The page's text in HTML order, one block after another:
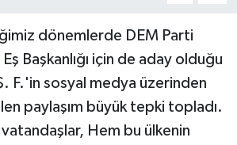
dönemlerde DEM Parti
Başkanlığı için de aday olduğu
F.'in sosyal medya üzerinden
paylaşım büyük tepki topladı.
vatandaşlar, Hem bu ülkenin